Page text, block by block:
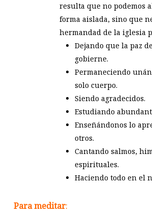
resulta que no podemos
forma aislada, sino que
hermandad de la iglesia
Dejando que la paz
gobierne.
Permaneciendo
solo cuerpo.
Siendo agradecidos.
Estudiando
Enseñándonos lo
otros.
Cantando salmos,
espirituales.
Haciendo todo en el
Para meditar: